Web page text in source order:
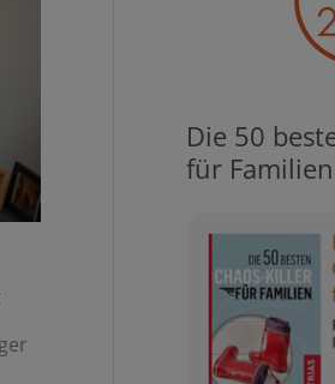
Die 50
für Familien